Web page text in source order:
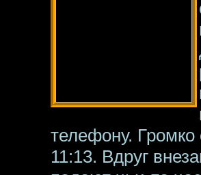
телефону.
11:13. Вдруг